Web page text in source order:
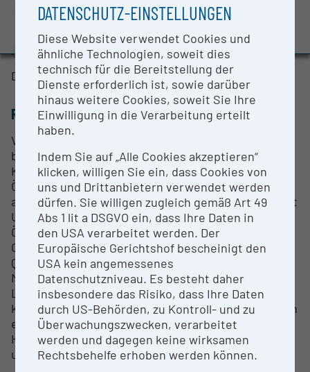
Auszeichnungen und Pressemeldungen
Konditionierung von Öl und Wasser.
ANSPRECHPERSON
DI (FH) Dr. Andreas Kerschbaumer
RESEARCH SERVICES
Verlustleistungsmessungen nach Kundenvorgaben
bei unterschiedlichen Drehzahlen, Öl- und
Kühlwassertemperaturen
Öl- und Kühlwasserversorgung erfolgt bei
ausgebauten Pumpen durch die Konditioniereinheit
Untersuchung von Ölverschäumung und
Ölversorgungssicherheit von Motoren und
Getrieben bei Schrägstellung (Simulation von
Querbeschleunigung oder Bergfahrt);
Möglichkeit von Reibungsuntersuchungen, vom
Lager oder Dichtring bis zu (auch größeren)
kompletten Motoren (Stripdown-Messungen). Durch
einen entsprechenden Aufbau können auch
Hochdrehzahlkonzepte (bis 30000 U/min)
untersucht werden.
DATENSCHUTZ-EINSTELLUNGEN
Diese Website verwendet Cookies und
ähnliche Technologien, soweit dies
technisch für die Bereitstellung der
Dienste erforderlich ist, sowie darüber
hinaus weitere Cookies, soweit Sie Ihre
Einwilligung in die Verarbeitung erteilt
haben.
Indem Sie auf „Alle Cookies akzeptieren“
klicken, willigen Sie ein, dass Cookies von
uns und Drittanbietern verwendet werden
dürfen. Sie willigen zugleich gemäß Art 49
Abs 1 lit a DSGVO ein, dass Ihre Daten in
den USA verarbeitet werden. Der
Europäische Gerichtshof bescheinigt den
USA kein angemessenes
Datenschutzniveau. Es besteht daher
insbesondere das Risiko, dass Ihre Daten
durch US-Behörden, zu Kontroll- und zu
Überwachungszwecken, verarbeitet
werden und dagegen keine wirksamen
Rechtsbehelfe erhoben werden können.